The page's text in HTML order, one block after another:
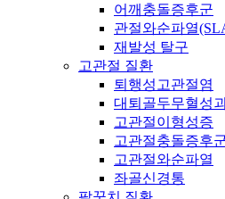
어깨충돌증후군
관절와순파열
재발성 탈구
고관절 질환
퇴행성고관절염
대퇴골두무혈성
고관절이형성증
고관절충돌증후
고관절와순파열
좌골신경통